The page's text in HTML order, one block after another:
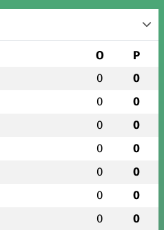
O P
0 0
0 0
0 0
0 0
0 0
0 0
0 0